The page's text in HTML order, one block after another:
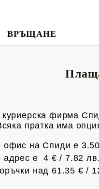
ВРЪЩАНЕ
куриерска фирма
пратка има
офис на Спиди е
адрес е 4 € / 7.82
над 61.35 € /